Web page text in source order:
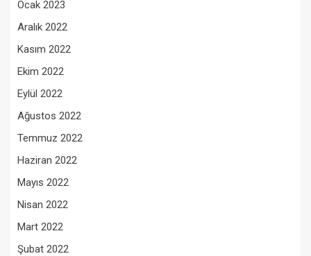
Ocak 2023
Aralık 2022
Kasım 2022
Ekim 2022
Eylül 2022
Ağustos 2022
Temmuz 2022
Haziran 2022
Mayıs 2022
Nisan 2022
Mart 2022
Şubat 2022